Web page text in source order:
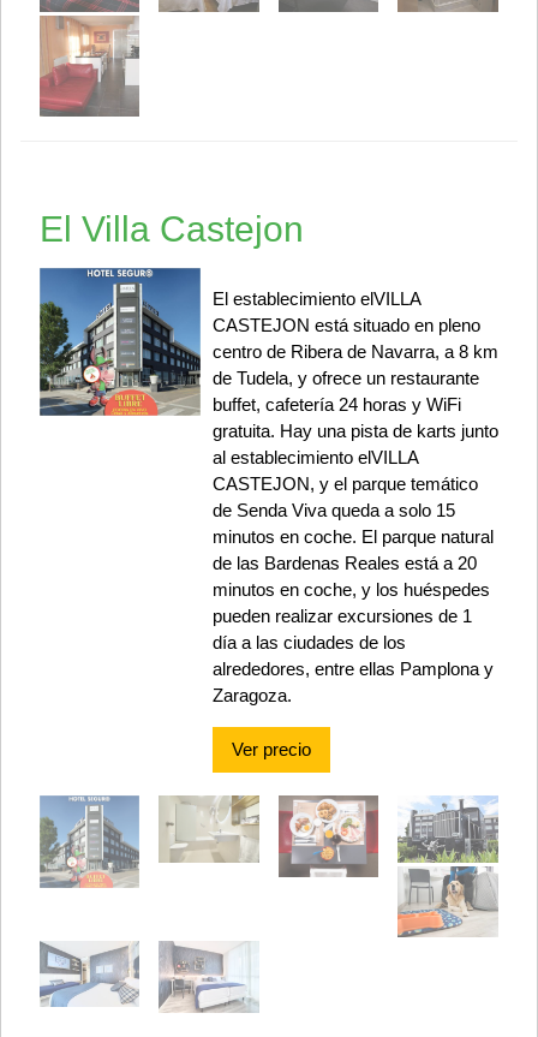
El Villa Castejon
El establecimiento elVILLA
CASTEJON está situado en pleno
centro de Ribera de Navarra, a 8 km
de Tudela, y ofrece un restaurante
buffet, cafetería 24 horas y WiFi
gratuita. Hay una pista de karts junto
al establecimiento elVILLA
CASTEJON, y el parque temático
de Senda Viva queda a solo 15
minutos en coche. El parque natural
de las Bardenas Reales está a 20
minutos en coche, y los huéspedes
pueden realizar excursiones de 1
día a las ciudades de los
alrededores, entre ellas Pamplona y
Zaragoza.
Ver precio